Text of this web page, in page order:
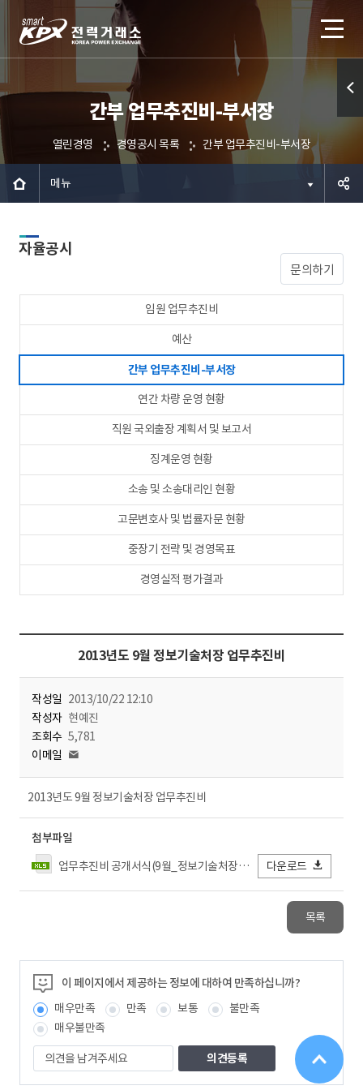
간부 업무추진비-부서장
열린경영 경영공시 목록 간부 업무추진비-부서장
메뉴
기
문의하기
자율공시
임원 업무추진비
예산
간부 업무추진비-부서장
연간 차량 운영 현황
직원 국외출장 계획서 및 보고서
징계운영 현황
소송 및 소송대리인 현황
고문변호사 및 법률자문 현황
중장기 전략 및 경영목표
경영실적 평가결과
2013년도 9월 정보기술처장 업무추진비
작성일 2013/10/22 12:10
작성자 현예진
조회수 5,781
이메일
2013년도 9월 정보기술처장 업무추진비
첨부파일
업무추진비 공개서식(9월_정보기술처장).xls
다운로드
목록
이 페이지에서 제공하는 정보에 대하여 만족하십니까?
매우만족
만족 보통
불만족
매우불만족
의
견
을